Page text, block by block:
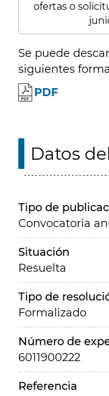
ofertas o
Se puede
siguientes
PDF
Datos
Tipo de
Convocatoria
Situación
Resuelta
Tipo de
Formalizado
Número de
6011900222
Referencia